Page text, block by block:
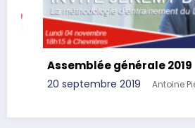
Assemblée générale 2019
20 septembre 2019 Antoine Pielack